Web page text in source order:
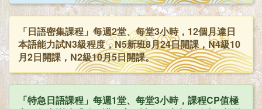
「日語密集課程」每週2堂、每堂3小時，12個月達日
本語能力試N3級程度，N5新班8月24日開課，N4級10
月2日開課，N2級10月5日開課。
「特急日語課程」每週1堂、每堂3小時，課程CP值極